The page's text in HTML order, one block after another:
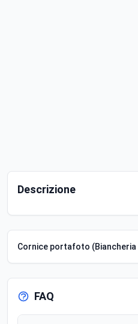
Descrizione
Cornice portafoto (Biancheria
FAQ